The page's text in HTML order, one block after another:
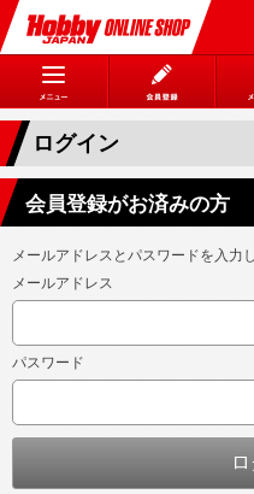
ログイン
会員登録がお済みの方
メールアドレスとパスワードを入力
メールアドレス
パスワード